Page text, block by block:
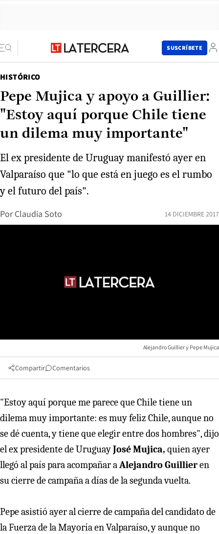
SUSCRÍBETE
HISTÓRICO
Pepe Mujica y apoyo a Guillier:
"Estoy aquí porque Chile tiene
un dilema muy importante"
El ex presidente de Uruguay manifestó ayer en
Valparaíso que "lo que está en juego es el rumbo
y el futuro del país".
Por Claudia Soto 14 DICIEMBRE 2017
Alejandro Guillier y Pepe Mujica
Compartir Comentarios
"Estoy aquí porque me parece que Chile tiene un
dilema muy importante: es muy feliz Chile, aunque no
se dé cuenta, y tiene que elegir entre dos hombres", dijo
el ex presidente de UruguayJosé Mujica, quien ayer
llegó al país para acompañar aAlejandro Guillieren
su cierre de campaña a días de la segunda vuelta.
Pepe asistió ayer al cierre de campaña del candidato de
la Fuerza de la Mayoría en Valparaíso, y aunque no